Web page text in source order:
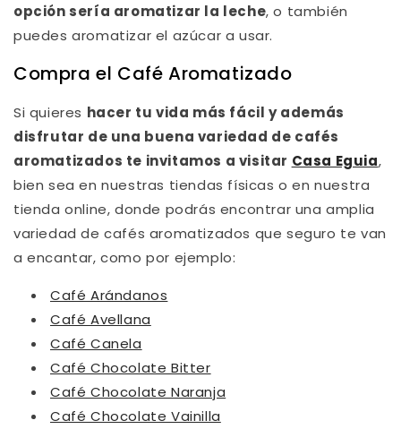
opción sería aromatizar la leche, o también
puedes aromatizar el azúcar a usar.
Compra el Café Aromatizado
Si quieres hacer tu vida más fácil y además
disfrutar de una buena variedad de cafés
aromatizados te invitamos a visitar Casa Eguia,
bien sea en nuestras tiendas físicas o en nuestra
tienda online, donde podrás encontrar una amplia
variedad de cafés aromatizados que seguro te van
a encantar, como por ejemplo:
Café Arándanos
Café Avellana
Café Canela
Café Chocolate Bitter
Café Chocolate Naranja
Café Chocolate Vainilla